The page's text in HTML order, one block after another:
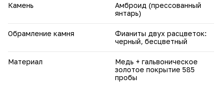
нарядами, так и с повседневной одеждой
рождения, юбилей, свидание или просто как знак
внимания. Добавляет образу утончённости, блеска и
Камень
Амброид (прессованный
янтарь)
Обрамление камня
Фианиты двух расцветок:
черный, бесцветный
Материал
Медь + гальвоническое
золотое покрытие 585
пробы